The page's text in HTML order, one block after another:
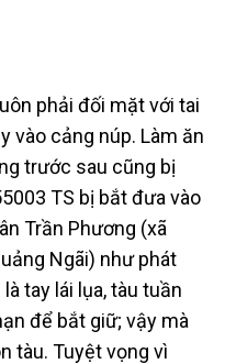
phải đối mặt với tai
vào cảng núp. Làm ăn
trước sau cũng bị
TS bị bắt đưa vào
Trần Phương (xã
Ngãi) như phát
tay lái lụa, tàu tuần
để bắt giữ; vậy mà
tàu. Tuyệt vọng vì